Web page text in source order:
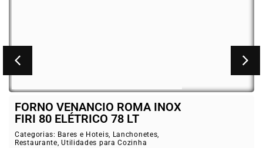
FORNO VENANCIO ROMA INOX
FIRI 80 ELÉTRICO 78 LT
Categorias: Bares e Hoteis, Lanchonetes,
Restaurante,Utilidades para Cozinha